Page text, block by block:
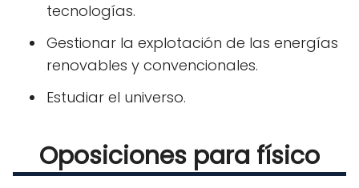
tecnologías.
Gestionar la explotación de las energías
renovables y convencionales.
Estudiar el universo.
Oposiciones para físico